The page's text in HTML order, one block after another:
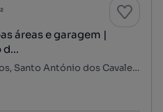
áreas e garagem |
Santo António dos Cavaleiros, Santo António dos Cavaleiros e Frielas, Loures, Lisboa